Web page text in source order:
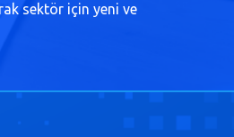
sektör için yeni ve